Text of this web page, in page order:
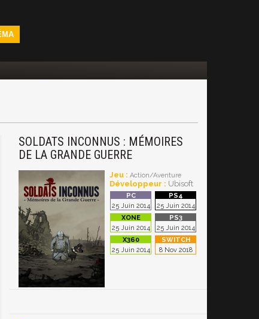
SOLDATS INCONNUS : MÉMOIRES
DE LA GRANDE GUERRE
Jeu : Action/Aventure
Développeur : Ubisoft
25 Juin 2014 25 Juin 2014
25 Juin 2014 25 Juin 2014
25 Juin 2014 8 Nov 2018